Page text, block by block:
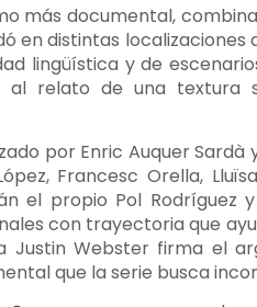
más documental,
en distintas localizaciones
lingüística y de
relato de una textura
por Enric Auquer Sardà
Francesc Orella,
el propio Pol Rodríguez
con trayectoria que
Justin Webster firma el
que la serie busca